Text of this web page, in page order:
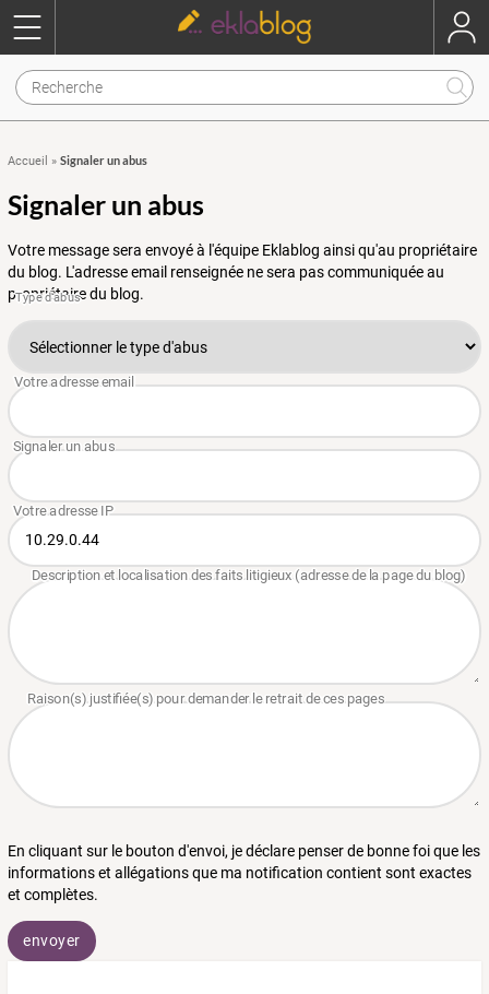
Accueil » Signaler un abus
Signaler un abus
Votre message sera envoyé à l'équipe Eklablog ainsi qu'au propriétaire
du blog. L'adresse email renseignée ne sera pas communiquée au
propriétaire du blog.
En cliquant sur le bouton d'envoi, je déclare penser de bonne foi que les
informations et allégations que ma notification contient sont exactes
et complètes.
envoyer